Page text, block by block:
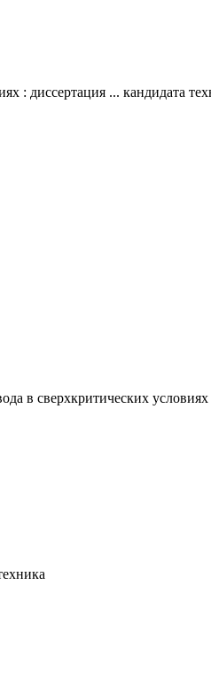
: диссертация ... кандидата
в сверхкритических